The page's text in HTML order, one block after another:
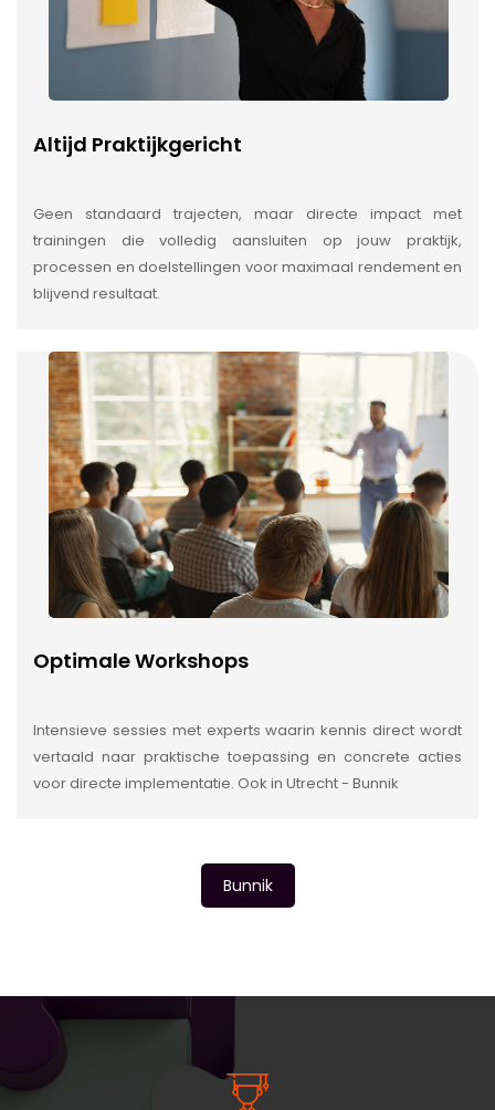
Altijd Praktijkgericht
Geen standaard trajecten, maar directe impact met
trainingen die volledig aansluiten op jouw praktijk,
processen en doelstellingen voor maximaal rendement en
blijvend resultaat.
Optimale Workshops
Intensieve sessies met experts waarin kennis direct wordt
vertaald naar praktische toepassing en concrete acties
voor directe implementatie. Ook in Utrecht - Bunnik
Bunnik
INSIDE INFORMATIE